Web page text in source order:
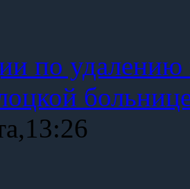
по удалению